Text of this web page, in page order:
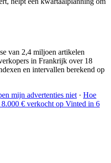
van 2,4 miljoen artikelen
in Frankrijk over 18
en intervallen berekend op
mijn advertenties niet · Hoe
€ verkocht op Vinted in 6